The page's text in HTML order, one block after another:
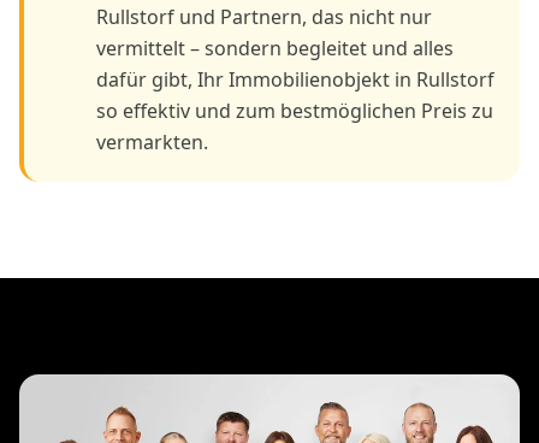
Rullstorf und Partnern, das nicht nur
vermittelt – sondern begleitet und alles
dafür gibt, Ihr Immobilienobjekt in Rullstorf
so effektiv und zum bestmöglichen Preis zu
vermarkten.